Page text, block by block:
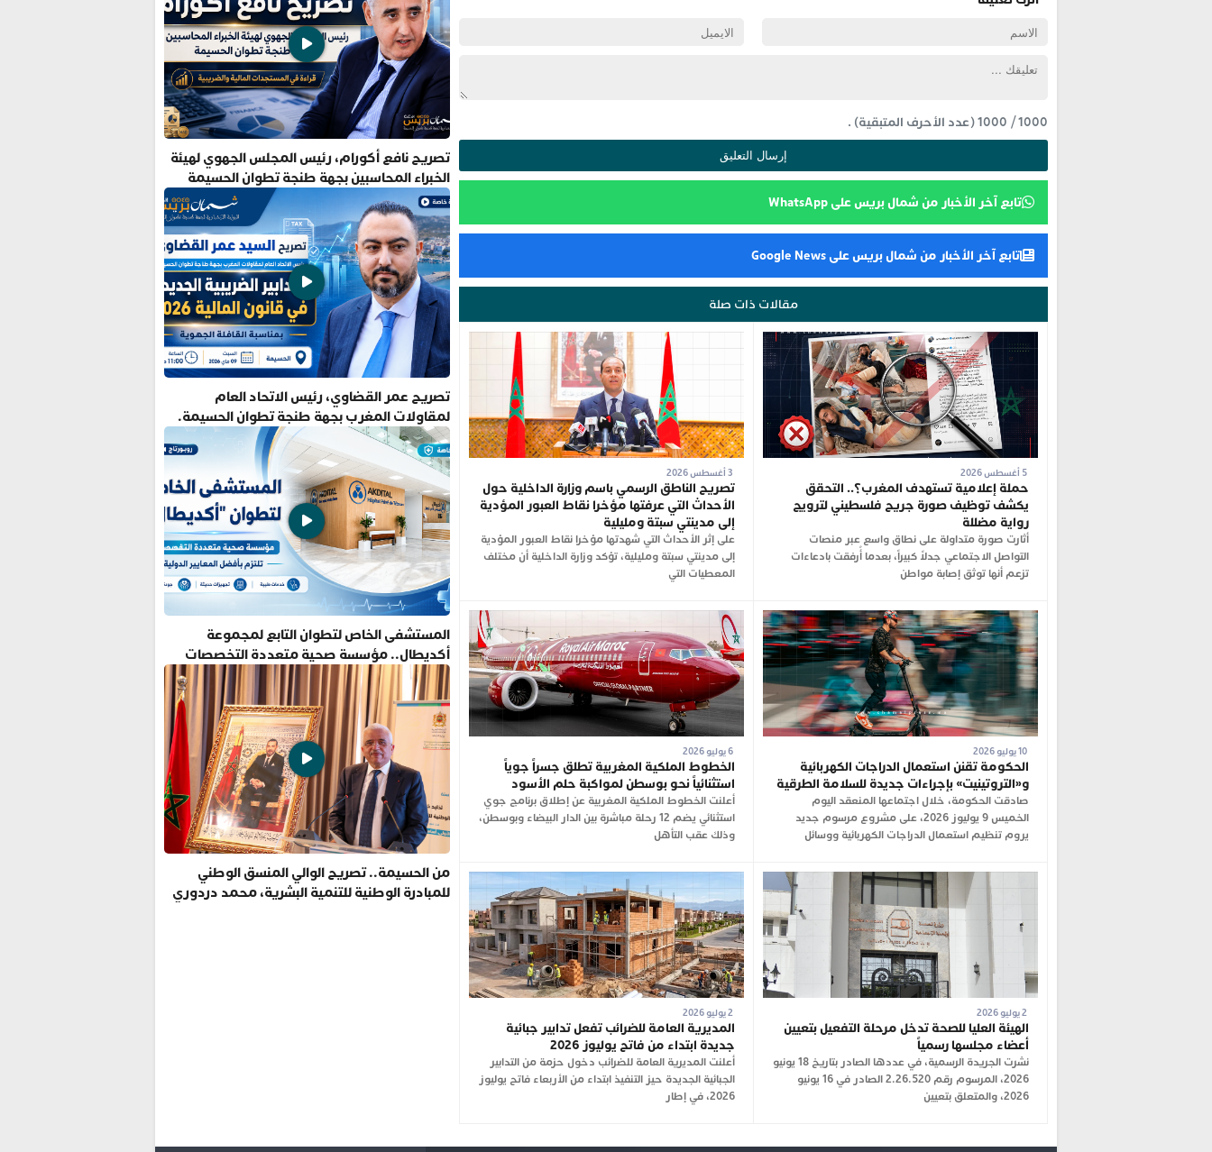
1000
/
1000(عدد الأحرف المتبقية) .
تابع آخر الأخبار من شمال بريس على WhatsApp
تابع آخر الأخبار من شمال بريس على Google News
مقالات ذات صلة
حملة إعلامية تستهدف المغرب؟.. التحقق
يكشف توظيف صورة جريح فلسطيني لترويج
رواية مضللة
أثارت صورة متداولة على نطاق واسع عبر منصات
التواصل الاجتماعي جدلاً كبيراً، بعدما أُرفقت بادعاءات
تزعم أنها توثق إصابة مواطن
تصريح الناطق الرسمي باسم وزارة الداخلية حول
الأحداث التي عرفتها مؤخرا نقاط العبور المؤدية
إلى مدينتي سبتة ومليلية
على إثر الأحداث التي شهدتها مؤخرا نقاط العبور المؤدية
إلى مدينتي سبتة ومليلية، تؤكد وزارة الداخلية أن مختلف
المعطيات التي
الحكومة تقنن استعمال الدراجات الكهربائية
و«التروتينيت» بإجراءات جديدة للسلامة الطرقية
صادقت الحكومة، خلال اجتماعها المنعقد اليوم
الخميس 9 يوليوز 2026، على مشروع مرسوم جديد
يروم تنظيم استعمال الدراجات الكهربائية ووسائل
6 يوليو 2026
الخطوط الملكية المغربية تطلق جسراً جوياً
استثنائياً نحو بوسطن لمواكبة حلم الأسود
أعلنت الخطوط الملكية المغربية عن إطلاق برنامج جوي
استثنائي يضم 12 رحلة مباشرة بين الدار البيضاء وبوسطن،
وذلك عقب التأهل
الهيئة العليا للصحة تدخل مرحلة التفعيل بتعيين
أعضاء مجلسها رسمياً
نشرت الجريدة الرسمية، في عددها الصادر بتاريخ 18 يونيو
2026، المرسوم رقم 2.26.520 الصادر في 16 يونيو
2026، والمتعلق بتعيين
2 يوليو 2026
المديرية العامة للضرائب تفعل تدابير جبائية
جديدة ابتداء من فاتح يوليوز 2026
أعلنت المديرية العامة للضرائب دخول حزمة من التدابير
الجبائية الجديدة حيز التنفيذ ابتداء من الأربعاء فاتح يوليوز
2026، في إطار
تصريح نافع أكورام، رئيس المجلس الجهوي لهيئة
الخبراء المحاسبين بجهة طنجة تطوان الحسيمة
تصريح عمر القضاوي، رئيس الاتحاد العام
لمقاولات المغرب بجهة طنجة تطوان الحسيمة.
المستشفى الخاص لتطوان التابع لمجموعة
أكديطال.. مؤسسة صحية متعددة التخصصات
تلتزم بأفضل المعايير الدولية
من الحسيمة.. تصريح الوالي المنسق الوطني
للمبادرة الوطنية للتنمية البشرية، محمد دردوري